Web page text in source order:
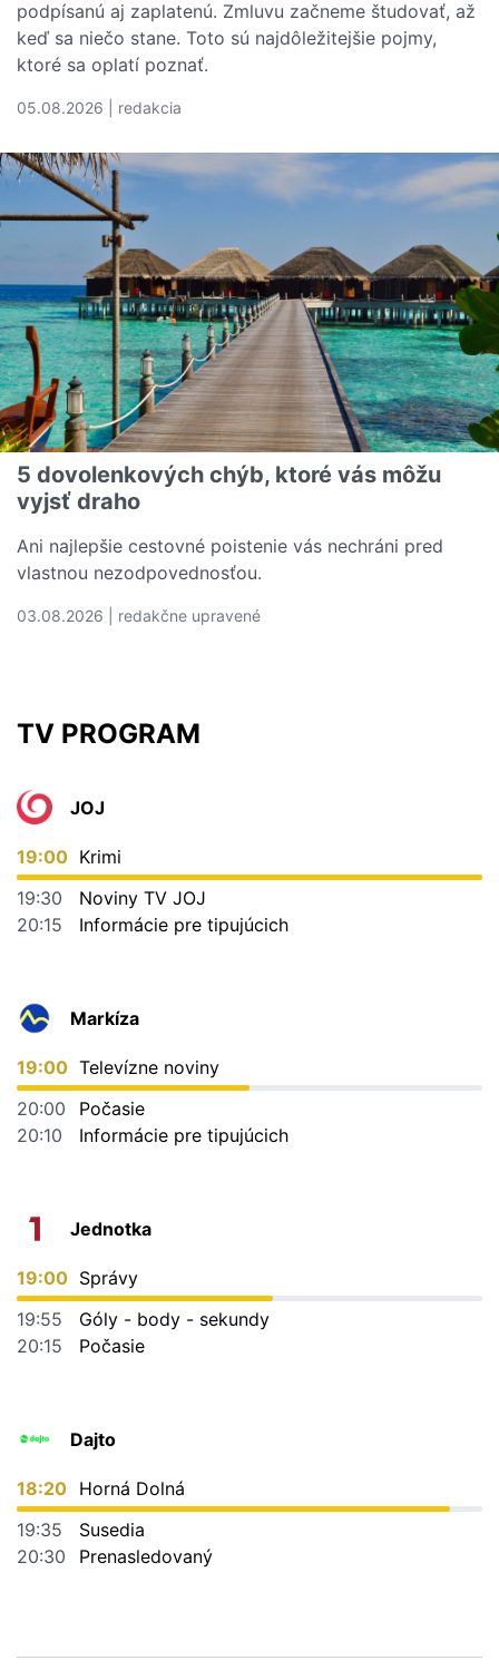
podpísanú aj zaplatenú. Zmluvu začneme študovať, až
keď sa niečo stane. Toto sú najdôležitejšie pojmy,
ktoré sa oplatí poznať.
05.08.2026 | redakcia
5 dovolenkových chýb, ktoré vás môžu
vyjsť draho
Ani najlepšie cestovné poistenie vás nechráni pred
vlastnou nezodpovednosťou.
03.08.2026 | redakčne upravené
TV PROGRAM
JOJ
19:00 Krimi
19:30
Noviny TV JOJ
20:15
Informácie pre tipujúcich
Markíza
19:00 Televízne noviny
20:00
Počasie
20:10
Informácie pre tipujúcich
Jednotka
19:00 Správy
19:55
Góly - body - sekundy
20:15
Počasie
Dajto
18:20 Horná Dolná
19:35
Susedia
20:30
Prenasledovaný